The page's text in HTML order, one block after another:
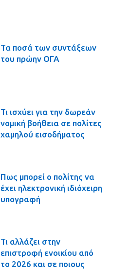
Τα ποσά των συντάξεων
του πρώην ΟΓΑ
Τι ισχύει για την δωρεάν
νομική βοήθεια σε πολίτες
χαμηλού εισοδήματος
Πως μπορεί ο πολίτης να
έχει ηλεκτρονική ιδιόχειρη
υπογραφή
Τι αλλάζει στην
επιστροφή ενοικίου από
το 2026 και σε ποιους